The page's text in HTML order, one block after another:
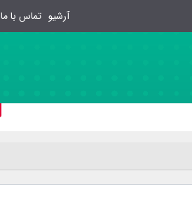
آرشیو تماس با ما